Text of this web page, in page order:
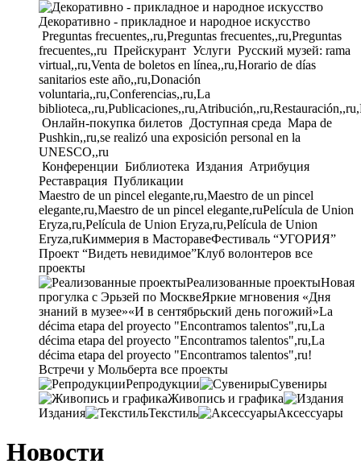
Декоративно - прикладное и народное искусство
Preguntas frecuentes,,ru,Preguntas frecuentes,,ru,Preguntas
frecuentes,,ru Прейскурант Услуги Русский музей: rama
virtual,,ru,Venta de boletos en línea,,ru,Horario de días
sanitarios este año,,ru,Donación
voluntaria,,ru,Conferencias,,ru,La
Онлайн-покупка билетов Доступная среда Mapa de
Pushkin,,ru,se realizó una exposición personal en la
UNESCO,,ru
Конференции Библиотека Издания Атрибуция
Реставрация Публикации
Maestro de un pincel elegante,ru,Maestro de un pincel
elegante,ru,Maestro de un pincel elegante,ruPelícula de Union
Eryza,ru,Película de Union Eryza,ru,Película de Union
Eryza,ruКиммерия в МасторавеФестиваль “УГОРИЯ”
Проект “Видеть невидимое”Клуб волонтеров все
проекты
Реализованные проектыНовая
прогулка с Эрьзей по МосквеЯркие мгновения «Дня
знаний в музее»«И в сентябрьский день погожий»La
décima etapa del proyecto "Encontramos talentos",ru,La
décima etapa del proyecto "Encontramos talentos",ru,La
décima etapa del proyecto "Encontramos talentos",ru!
Встречи у Мольберта все проекты
Репродукции
Сувениры
Живопись и графика
Издания
Текстиль Аксессуары
Новости